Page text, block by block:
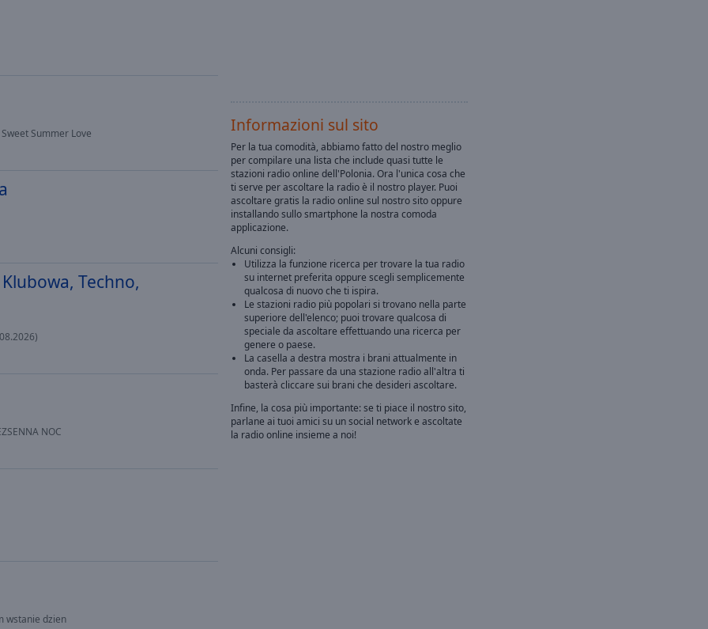
Summer Love
Techno,
NOC
wstanie dzien
Informazioni sul sito
Per la tua comodità, abbiamo fatto del nostro meglio
per compilare una lista che include quasi tutte le
stazioni radio online dell'Polonia. Ora l'unica cosa che
ti serve per ascoltare la radio è il nostro player. Puoi
ascoltare gratis la radio online sul nostro sito oppure
installando sullo smartphone la nostra comoda
applicazione.
Alcuni consigli:
Utilizza la funzione ricerca per trovare la tua radio
su internet preferita oppure scegli semplicemente
qualcosa di nuovo che ti ispira.
Le stazioni radio più popolari si trovano nella parte
superiore dell'elenco; puoi trovare qualcosa di
speciale da ascoltare effettuando una ricerca per
genere o paese.
La casella a destra mostra i brani attualmente in
onda. Per passare da una stazione radio all'altra ti
basterà cliccare sui brani che desideri ascoltare.
Infine, la cosa più importante: se ti piace il nostro sito,
parlane ai tuoi amici su un social network e ascoltate
la radio online insieme a noi!